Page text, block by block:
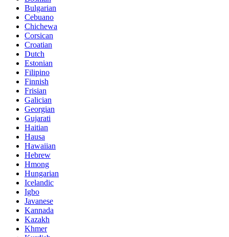
Bulgarian
Cebuano
Chichewa
Corsican
Croatian
Dutch
Estonian
Filipino
Finnish
Frisian
Galician
Georgian
Gujarati
Haitian
Hausa
Hawaiian
Hebrew
Hmong
Hungarian
Icelandic
Igbo
Javanese
Kannada
Kazakh
Khmer